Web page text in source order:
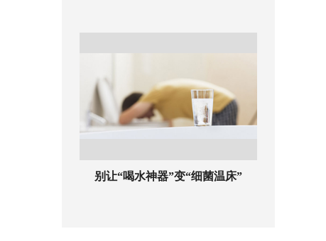
别让“喝水神器”变“细菌温床”